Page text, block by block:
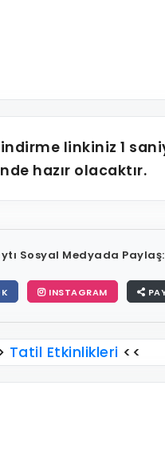
indirme linkiniz1
hazır olacaktır.
Sosyal Medyada Paylaş:
INSTAGRAM
Tatil Etkinlikleri <<